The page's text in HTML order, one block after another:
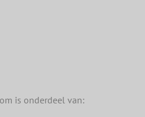
is onderdeel van: